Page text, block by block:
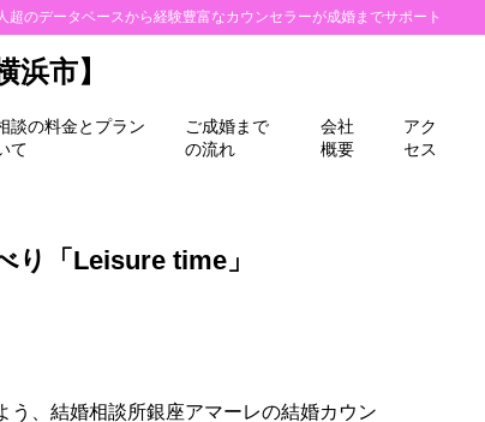
のデータベースから経験豊富なカウンセラーが成婚までサポート
市】
談の料金とプラン
て
ご成婚まで
の流れ
会社
概要
アク
セス
り「Leisure time」
、結婚相談所銀座アマーレの結婚カウン